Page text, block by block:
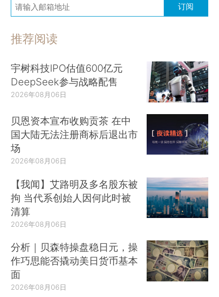
订阅
推荐阅读
宇树科技IPO估值600亿元
DeepSeek参与战略配售
2026年08月06日
贝恩资本宣布收购贡茶 在中
国大陆无法注册商标后退出市
场
2026年08月06日
【我闻】艾路明及多名股东被
拘 当代系创始人因何此时被
清算
2026年08月06日
分析｜贝森特操盘稳日元，操
作巧思能否撬动美日货币基本
面
2026年08月06日